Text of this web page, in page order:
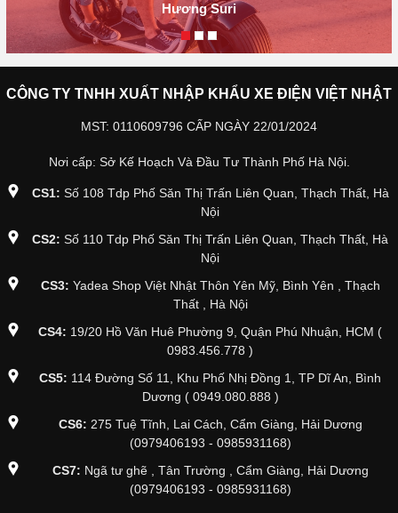
Hương Suri
CÔNG TY TNHH XUẤT NHẬP KHẨU XE ĐIỆN VIỆT NHẬT
MST: 0110609796 CẤP NGÀY 22/01/2024
Nơi cấp: Sở Kế Hoạch Và Đầu Tư Thành Phố Hà Nội.
CS1: Số 108 Tdp Phố Săn Thị Trấn Liên Quan, Thạch Thất, Hà
Nội
CS2: Số 110 Tdp Phố Săn Thị Trấn Liên Quan, Thạch Thất, Hà
Nội
CS3: Yadea Shop Việt Nhật Thôn Yên Mỹ, Bình Yên , Thạch
Thất , Hà Nội
CS4: 19/20 Hồ Văn Huê Phường 9, Quận Phú Nhuận, HCM (
0983.456.778 )
CS5: 114 Đường Số 11, Khu Phố Nhị Đồng 1, TP Dĩ An, Bình
Dương ( 0949.080.888 )
CS6: 275 Tuệ Tĩnh, Lai Cách, Cẩm Giàng, Hải Dương
(0979406193 - 0985931168)
CS7: Ngã tư ghẽ , Tân Trường , Cẩm Giàng, Hải Dương
(0979406193 - 0985931168)